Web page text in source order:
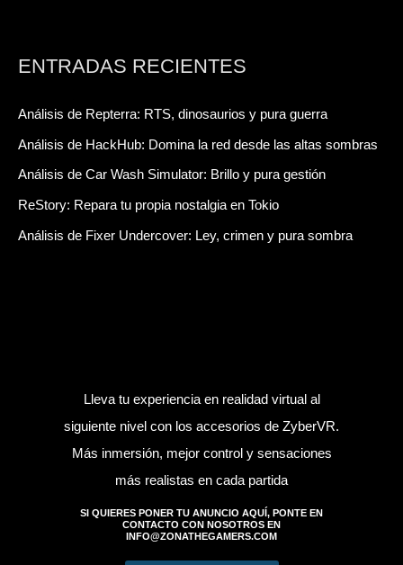
ENTRADAS RECIENTES
Análisis de Repterra: RTS, dinosaurios y pura guerra
Análisis de HackHub: Domina la red desde las altas sombras
Análisis de Car Wash Simulator: Brillo y pura gestión
ReStory: Repara tu propia nostalgia en Tokio
Análisis de Fixer Undercover: Ley, crimen y pura sombra
Lleva tu experiencia en realidad virtual al
siguiente nivel con los accesorios de ZyberVR.
Más inmersión, mejor control y sensaciones
más realistas en cada partida
SI QUIERES PONER TU ANUNCIO AQUÍ, PONTE EN
CONTACTO CON NOSOTROS EN
INFO@ZONATHEGAMERS.COM